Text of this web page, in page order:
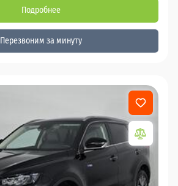
Подробнее
Перезвоним за минуту